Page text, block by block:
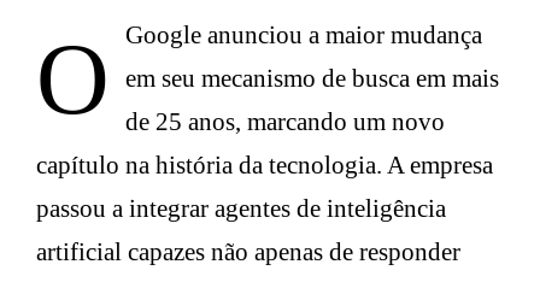
O Google anunciou a maior mudança
em seu mecanismo de busca em mais
de 25 anos, marcando um novo
capítulo na história da tecnologia. A empresa
passou a integrar agentes de inteligência
artificial capazes não apenas de responder